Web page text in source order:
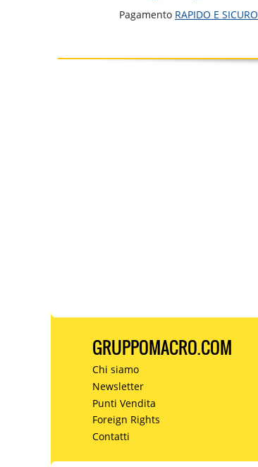
Pagamento RAPIDO E SICURO
GRUPPOMACRO.COM
Chi siamo
Newsletter
Punti Vendita
Foreign Rights
Contatti